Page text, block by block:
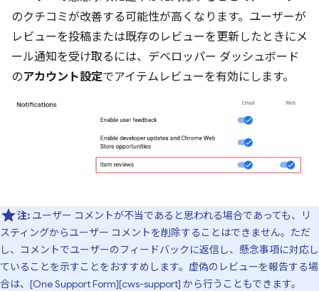
のクチコミが改善する可能性が高くなります。ユーザーが
レビューを投稿または既存のレビューを更新したときにメ
ール通知を受け取るには、デベロッパー ダッシュボード
のアカウント設定でアイテムレビューを有効にします。
注: ユーザー コメントが不当であると思われる場合であっても、リ
スティングからユーザー コメントを削除することはできません。ただ
し、コメントでユーザーのフィードバックに返信し、懸念事項に対応し
ていることを示すことをおすすめします。虚偽のレビューを報告する場
合は、[One Support Form][cws-support] から行うこともできます。